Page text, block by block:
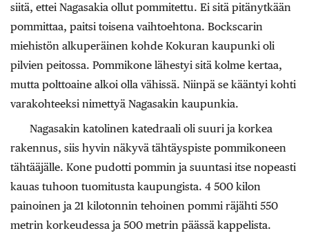
siitä, ettei Nagasakia ollut pommitettu. Ei sitä pitänytkään
pommittaa, paitsi toisena vaihtoehtona. Bockscarin
miehistön alkuperäinen kohde Kokuran kaupunki oli
pilvien peitossa. Pommikone lähestyi sitä kolme kertaa,
mutta polttoaine alkoi olla vähissä. Niinpä se kääntyi kohti
varakohteeksi nimettyä Nagasakin kaupunkia.
Nagasakin katolinen katedraali oli suuri ja korkea
rakennus, siis hyvin näkyvä tähtäyspiste pommikoneen
tähtääjälle. Kone pudotti pommin ja suuntasi itse nopeasti
kauas tuhoon tuomitusta kaupungista. 4 500 kilon
painoinen ja 21 kilotonnin tehoinen pommi räjähti 550
metrin korkeudessa ja 500 metrin päässä kappelista.